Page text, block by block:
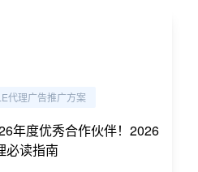
代理广告推广方案
年度优秀合作伙伴！2026
必读指南